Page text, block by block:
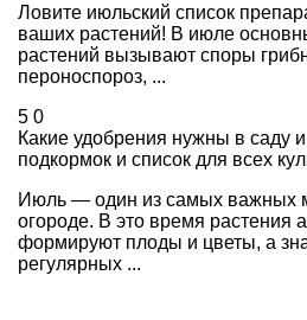
Ловите июльский список
ваших растений! В июле
растений вызывают споры
пероноспороз, ...
5 0
Какие удобрения нужны в саду
подкормок и список для всех
Июль — один из самых важных
огороде. В это время растения
формируют плоды и цветы, а
регулярных ...